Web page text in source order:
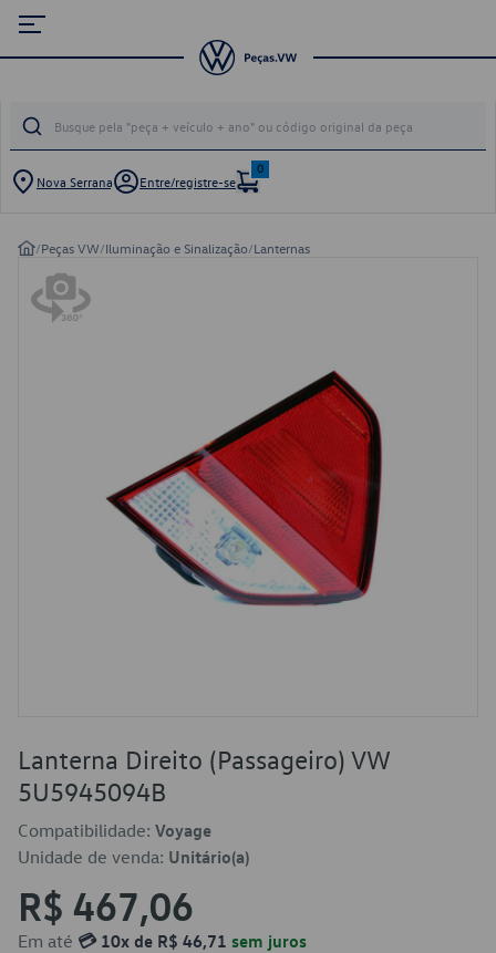
Nova Serrana Entre/registre-se
0
/Peças VW/Iluminação e Sinalização/Lanternas
Lanterna Direito (Passageiro) VW
5U5945094B
Compatibilidade: Voyage
Unidade de venda: Unitário(a)
R$ 467,06
Em até 💳 10x de R$ 46,71 sem juros